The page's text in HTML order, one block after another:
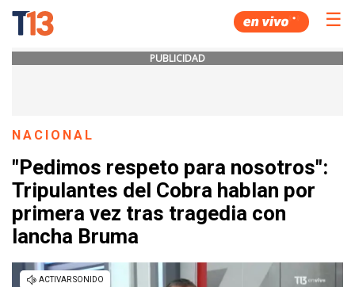
☰
PUBLICIDAD
NACIONAL
"Pedimos respeto para nosotros":
Tripulantes del Cobra hablan por
primera vez tras tragedia con
lancha Bruma